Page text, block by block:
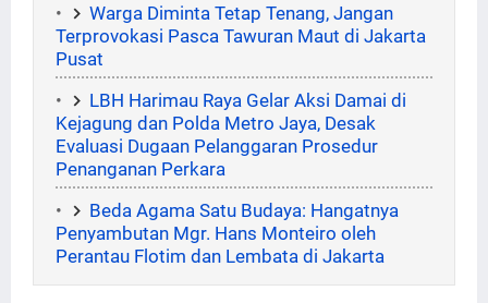
Warga Diminta Tetap Tenang, Jangan
Terprovokasi Pasca Tawuran Maut di Jakarta
Pusat
LBH Harimau Raya Gelar Aksi Damai di
Kejagung dan Polda Metro Jaya, Desak
Evaluasi Dugaan Pelanggaran Prosedur
Penanganan Perkara
Beda Agama Satu Budaya: Hangatnya
Penyambutan Mgr. Hans Monteiro oleh
Perantau Flotim dan Lembata di Jakarta